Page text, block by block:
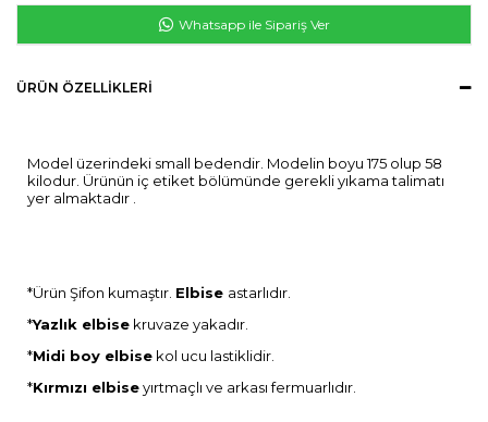
Whatsapp ile Sipariş Ver
ÜRÜN ÖZELLIKLERI
Model üzerindeki small bedendir. Modelin boyu 175 olup 58
kilodur. Ürünün iç etiket bölümünde gerekli yıkama talimatı
yer almaktadır .
*Ürün Şifon kumaştır. Elbise astarlıdır.
*Yazlık elbise kruvaze yakadır.
*Midi boy elbise kol ucu lastiklidir.
*Kırmızı elbiseyırtmaçlı ve arkası fermuarlıdır.